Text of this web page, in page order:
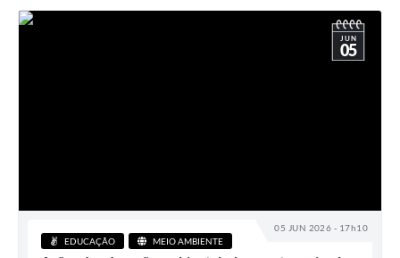
05 JUN 2026 - 17h10
JUN
05
EDUCAÇÃO MEIO AMBIENTE